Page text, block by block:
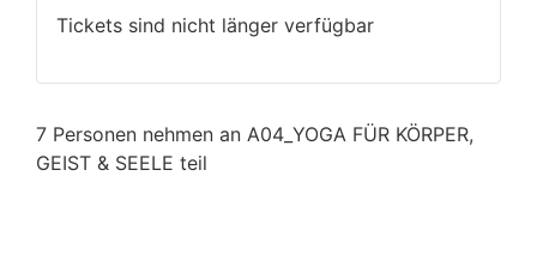
Tickets sind nicht länger verfügbar
7 Personen nehmen an A04_YOGA FÜR KÖRPER,
GEIST & SEELE teil